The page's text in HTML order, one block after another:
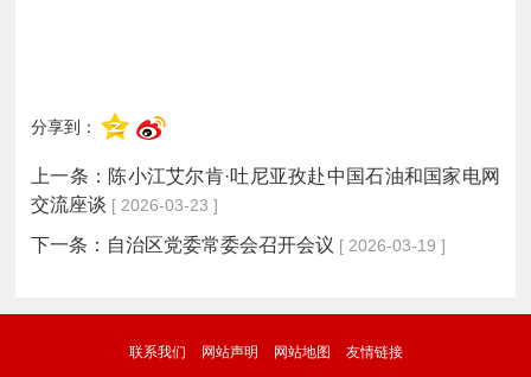
分享到：
上一条： 陈小江艾尔肯·吐尼亚孜赴中国石油和国家电网
交流座谈 [ 2026-03-23 ]
下一条： 自治区党委常委会召开会议 [ 2026-03-19 ]
联系我们 网站声明 网站地图 友情链接